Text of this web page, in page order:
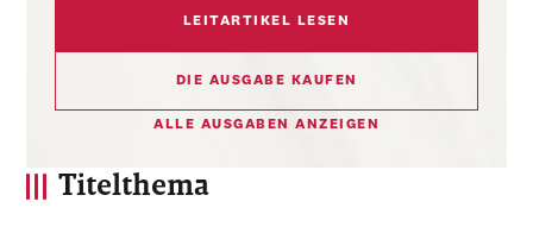
Titelthema
LEITARTIKEL LESEN
DIE AUSGABE KAUFEN
ALLE AUSGABEN ANZEIGEN